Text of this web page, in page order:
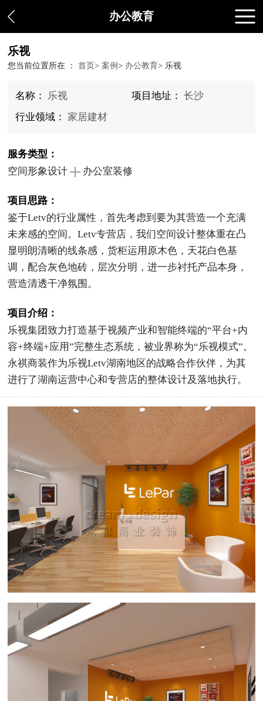
办公教育
乐视
您当前位置所在 ：首页>案例> 办公教育> 乐视
名称： 乐视 项目地址： 长沙
行业领域：
家居建材
服务类型：
空间形象设计
办公室装修
项目思路：
鉴于Letv的行业属性，首先考虑到要为其营造一个充满
未来感的空间。Letv专营店，我们空间设计整体重在凸
显明朗清晰的线条感，货柜运用原木色，天花白色基
调，配合灰色地砖，层次分明，进一步衬托产品本身，
营造清透干净氛围。
项目介绍：
乐视集团致力打造基于视频产业和智能终端的“平台+内
容+终端+应用”完整生态系统，被业界称为“乐视模式”。
永祺商装作为乐视Letv湖南地区的战略合作伙伴，为其
进行了湖南运营中心和专营店的整体设计及落地执行。